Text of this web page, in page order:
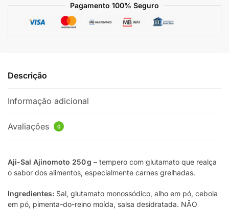
Pagamento 100% Seguro
Descrição
Informação adicional
Avaliações 0
Aji-Sal Ajinomoto 250 g – tempero com glutamato que realça
o sabor dos alimentos, especialmente carnes grelhadas.
Ingredientes: Sal, glutamato monossódico, alho em pó, cebola
em pó, pimenta-do-reino moída, salsa desidratada. NÃO